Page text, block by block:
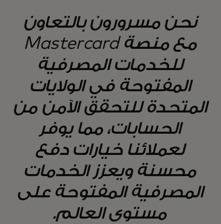
نحن مسرورون بالتعاون
مع منصة Mastercard
للخدمات المصرفية
المفتوحة في الولايات
المتحدة للتحقق الآمن من
الحسابات، مما يوفر
لعملائنا خيارات دفع
محسنة ويعزز الخدمات
المصرفية المفتوحة على
مستوى العالم.